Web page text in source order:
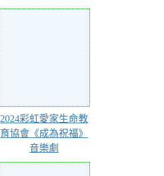
2024彩虹愛家生命教
育協會《成為祝福》
音樂劇